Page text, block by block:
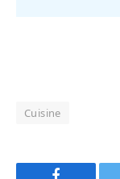
Cuisine